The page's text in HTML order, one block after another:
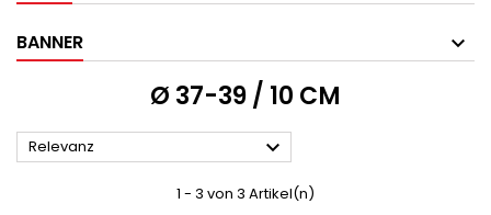
BANNER
Ø 37-39 / 10 CM
Relevanz 
1 - 3 von 3 Artikel(n)